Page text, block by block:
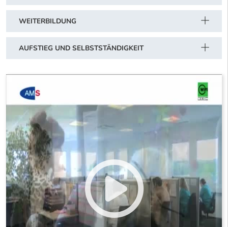
WEITERBILDUNG
AUFSTIEG UND SELBSTSTÄNDIGKEIT